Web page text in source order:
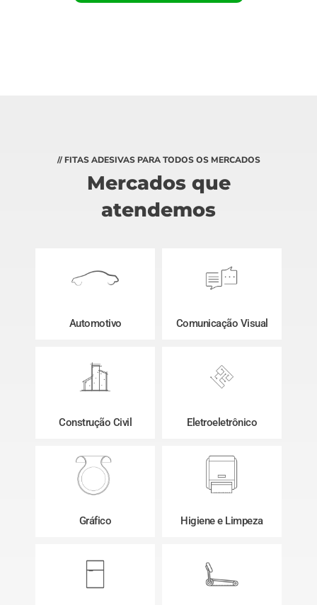
// FITAS ADESIVAS PARA TODOS OS MERCADOS
Mercados que
atendemos
Automotivo Comunicação Visual
Construção Civil Eletroeletrônico
Gráfico Higiene e Limpeza